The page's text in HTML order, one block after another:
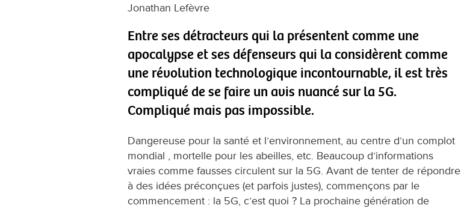
Jonathan Lefèvre
Entre ses détracteurs qui la présentent comme une
apocalypse et ses défenseurs qui la considèrent comme
une révolution technologique incontournable, il est très
compliqué de se faire un avis nuancé sur la 5G.
Compliqué mais pas impossible.
Dangereuse pour la santé et l’environnement, au centre d’un complot
mondial , mortelle pour les abeilles, etc. Beaucoup d’informations
vraies comme fausses circulent sur la 5G. Avant de tenter de répondre
à des idées préconçues (et parfois justes), commençons par le
commencement : la 5G, c’est quoi ? La prochaine génération de